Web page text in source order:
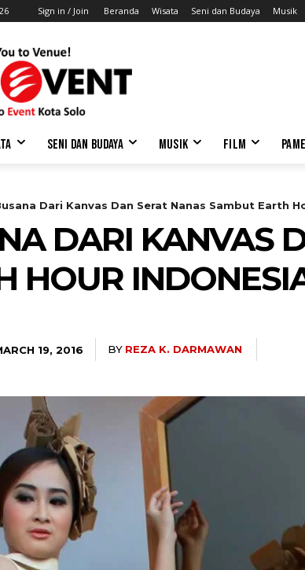
Sign in / Join Beranda Wisata Seni dan Budaya Musik
SENI DAN BUDAYA MUSIK FILM
Dari Kanvas Dan Serat Nanas Sambut Earth
DARI KANVAS
HOUR
19, 2016 BY REZA K. DARMAWAN